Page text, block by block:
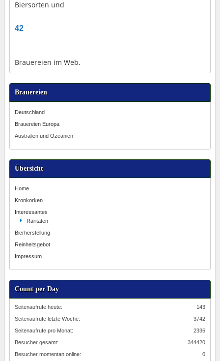
Biersorten und
42
Brauereien im Web.
Brauereien
Deutschland
Brauereien Europa
Australien und Ozeanien
Übersicht
Home
Kronkorken
Interessantes
Raritäten
Bierherstellung
Reinheitsgebot
Impressum
Count per Day
143
Seitenaufrufe heute:
3742
Seitenaufrufe letzte Woche:
2336
Seitenaufrufe pro Monat:
344420
Besucher gesamt:
0
Besucher momentan online: